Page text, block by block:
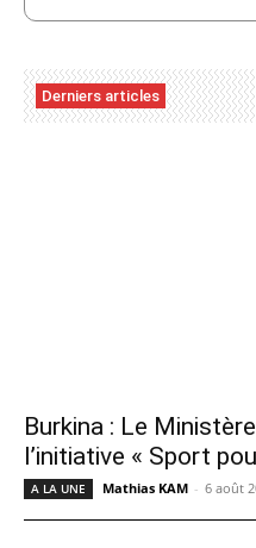
Derniers articles
Burkina : Le
l’initiative « Sport
A LA UNE Mathias KAM - 6 août